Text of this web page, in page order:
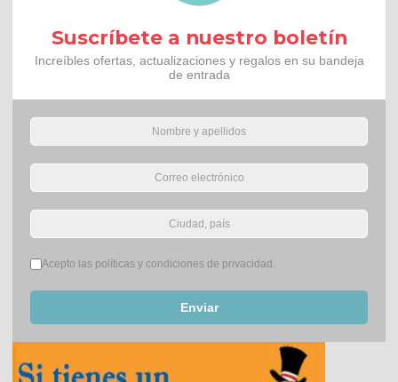
Suscríbete a nuestro boletín
Increíbles ofertas, actualizaciones y regalos en su bandeja
de entrada
Términos del servicio*
Acepto las políticas y condiciones de privacidad.
Enviar